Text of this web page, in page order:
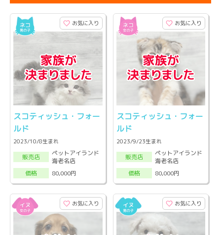
お気に入り
スコティッシュ・フォー
ルド
2023/10/8生まれ
販売店
ペットアイランド
海老名店
価格
80,000円
お気に入り
スコティッシュ・フォー
ルド
2023/9/23生まれ
販売店
ペットアイランド
海老名店
価格
80,000円
お気に入り お気に入り